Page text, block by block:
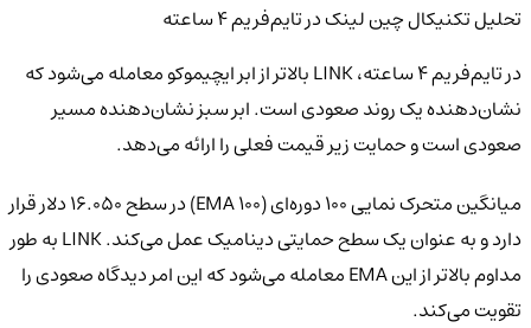
تحلیل تکنیکال چین لینک در تایم‌فریم ۴ ساعته
در تایم‌فریم ۴ ساعته، LINK بالاتر از ابر ایچیموکو معامله می‌شود که
نشان‌دهنده یک روند صعودی است. ابر سبز نشان‌دهنده مسیر
صعودی است و حمایت زیر قیمت فعلی را ارائه می‌دهد.
میانگین متحرک نمایی ۱۰۰ دوره‌ای (۱۰۰ EMA) در سطح ۱۶.۰۵۰ دلار قرار
دارد و به عنوان یک سطح حمایتی دینامیک عمل می‌کند. LINK به طور
مداوم بالاتر از این EMA معامله می‌شود که این امر دیدگاه صعودی را
تقویت می‌کند.